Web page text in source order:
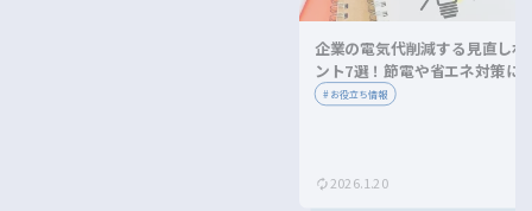
企業の電気代削減する見直しポ
ント7選！節電や省エネ対策に
ながる方法を紹介！
#お役立ち情報
2026.1.20